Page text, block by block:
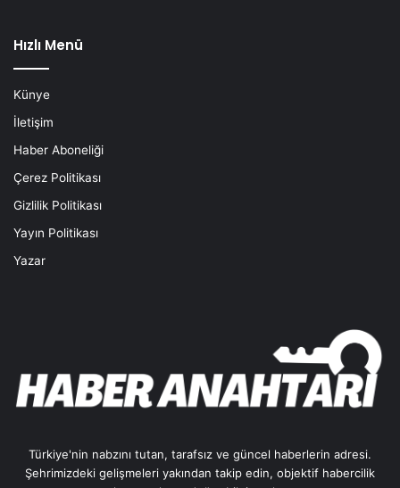
Hızlı Menü
Künye
İletişim
Haber Aboneliği
Çerez Politikası
Gizlilik Politikası
Yayın Politikası
Yazar
Türkiye'nin nabzını tutan, tarafsız ve güncel haberlerin adresi.
Şehrimizdeki gelişmeleri yakından takip edin, objektif habercilik